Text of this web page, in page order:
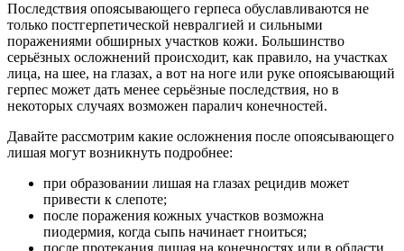
Последствия опоясывающего герпеса обуславливаются не
только постгерпетической невралгией и сильными
поражениями обширных участков кожи. Большинство
серьёзных осложнений происходит, как правило, на участках
лица, на шее, на глазах, а вот на ноге или руке опоясывающий
герпес может дать менее серьёзные последствия, но в
некоторых случаях возможен паралич конечностей.
Давайте рассмотрим какие осложнения после опоясывающего
лишая могут возникнуть подробнее:
при образовании лишая на глазах рецидив может
привести к слепоте;
после поражения кожных участков возможна
пиодермия, когда сыпь начинает гноиться;
после протекания лишая на конечностях или в области